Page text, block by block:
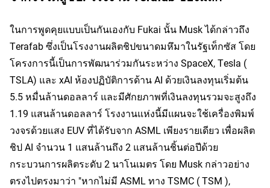
ในการพูดคุยแบบเป็นกันเองกับ Fukai นั้น Musk ได้กล่าวถึง
Terafab ซึ่งเป็นโรงงานผลิตชิปขนาดมหึมาในรัฐเท็กซัส โดย
โครงการนี้เป็นการพัฒนาร่วมกันระหว่าง SpaceX, Tesla (
TSLA) และ xAI ห้องปฏิบัติการด้าน AI ด้วยเงินลงทุนเริ่มต้น
5.5 หมื่นล้านดอลลาร์ และมีศักยภาพที่เงินลงทุนรวมจะสูงถึง
1.19 แสนล้านดอลลาร์ โรงงานแห่งนี้มีแผนจะใช้เครื่องพิมพ์
วงจรด้วยแสง EUV ที่ได้รับจาก ASML เพียงรายเดียว เพื่อผลิต
ชิป AI จำนวน 1 แสนล้านถึง 2 แสนล้านชิ้นต่อปีด้วย
กระบวนการผลิตระดับ 2 นาโนเมตร โดย Musk กล่าวอย่าง
ตรงไปตรงมาว่า "หากไม่มี ASML ทาง TSMC ( TSM ),